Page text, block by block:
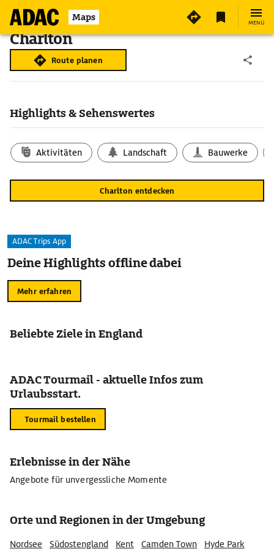
Maps MENÜ
Charlton
Route planen
Highlights & Sehenswertes
Aktivitäten Landschaft Bauwerke
Charlton entdecken
ADAC Trips App
Deine Highlights offline dabei
Mehr erfahren
Beliebte Ziele in England
ADAC Tourmail - aktuelle Infos zum
Urlaubsstart.
Tourmail bestellen
Erlebnisse in der Nähe
Angebote für unvergessliche Momente
Orte und Regionen in der Umgebung
Nordsee Südostengland Kent Camden Town Hyde Park